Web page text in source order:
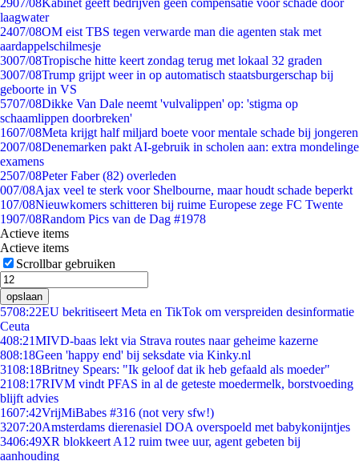
2907/08Kabinet geeft bedrijven geen compensatie voor schade door
laagwater
2407/08OM eist TBS tegen verwarde man die agenten stak met
aardappelschilmesje
3007/08Tropische hitte keert zondag terug met lokaal 32 graden
3007/08Trump grijpt weer in op automatisch staatsburgerschap bij
geboorte in VS
5707/08Dikke Van Dale neemt 'vulvalippen' op: 'stigma op
schaamlippen doorbreken'
1607/08Meta krijgt half miljard boete voor mentale schade bij jongeren
2007/08Denemarken pakt AI-gebruik in scholen aan: extra mondelinge
examens
2507/08Peter Faber (82) overleden
007/08Ajax veel te sterk voor Shelbourne, maar houdt schade beperkt
107/08Nieuwkomers schitteren bij ruime Europese zege FC Twente
1907/08Random Pics van de Dag #1978
Actieve items
Actieve items
Scrollbar gebruiken
opslaan
5708:22EU bekritiseert Meta en TikTok om verspreiden desinformatie
Ceuta
408:21MIVD-baas lekt via Strava routes naar geheime kazerne
808:18Geen 'happy end' bij seksdate via Kinky.nl
3108:18Britney Spears: "Ik geloof dat ik heb gefaald als moeder"
2108:17RIVM vindt PFAS in al de geteste moedermelk, borstvoeding
blijft advies
1607:42VrijMiBabes #316 (not very sfw!)
3207:20Amsterdams dierenasiel DOA overspoeld met babykonijntjes
3406:49XR blokkeert A12 ruim twee uur, agent gebeten bij
aanhouding